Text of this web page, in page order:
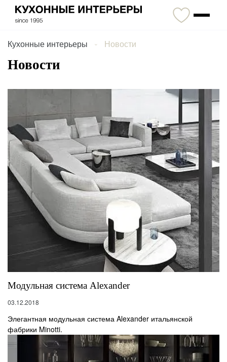
Кухонные интерьеры Новости
Новости
Модульная система Alexander
03.12.2018
Элегантная модульная система Alexander итальянской
фабрики Minotti.